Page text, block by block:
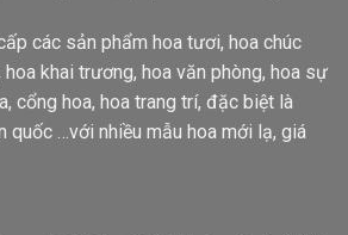
các sản phẩm hoa tươi, hoa chúc
khai trương, hoa văn phòng, hoa sự
cổng hoa, hoa trang trí, đặc biệt là
quốc …với nhiều mẫu hoa mới lạ, giá